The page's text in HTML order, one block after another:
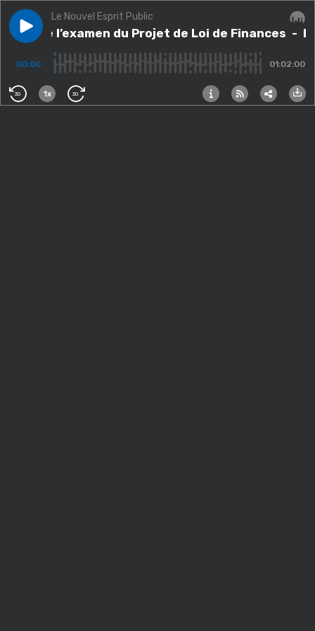
Play episodeBilan de l’examen du Projet de Loi de Finances
Le Nouvel Esprit Public
Bilan de l’examen du Projet de Loi de Finances -
00:00 01:02:00
30 1x 30